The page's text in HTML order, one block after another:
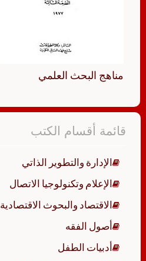
مناهج البحث العلمي
قائمة أقسام الكتب
الإدارة والتطوير الذاتي
الإعلام وتكنولوجيا الاتصال
الاقتصاد والبحوث الاقتصادية
أصول الفقه
أدبيات الطفل